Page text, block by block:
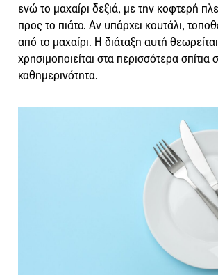
ενώ το μαχαίρι δεξιά, με την κοφτερή
προς το πιάτο. Αν υπάρχει κουτάλι,
από το μαχαίρι. Η διάταξη αυτή
χρησιμοποιείται στα περισσότερα σπίτια
καθημερινότητα.